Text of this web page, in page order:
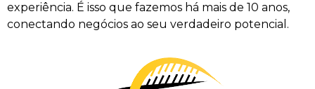
experiência. É isso que fazemos há mais de 10 anos,
conectando negócios ao seu verdadeiro potencial.